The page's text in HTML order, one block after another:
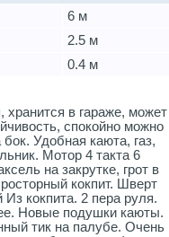
6 м
2.5 м
0.4 м
хранится в гараже, может
спокойно можно
Удобная каюта, газ,
Мотор 4 такта 6
на закрутке, грот в
кокпит. Шверт
кокпита. 2 пера руля.
Новые подушки каюты.
тик на палубе. Очень